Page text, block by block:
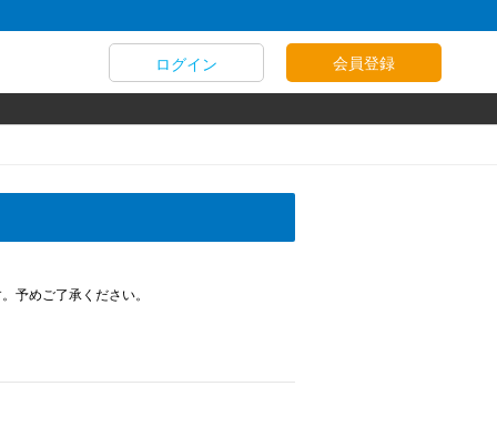
ログイン 会員登録
予めご了承ください。